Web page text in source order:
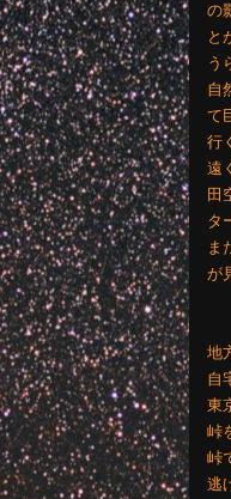
の
と
う
自
て
行
遠
田
タ
ま
が
地
自
東
峠
峠
逃